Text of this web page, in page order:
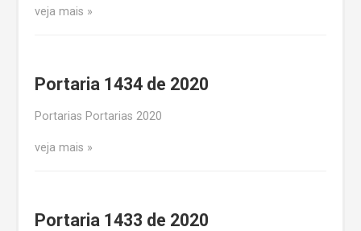
veja mais
Portaria 1434 de 2020
Portarias Portarias 2020
veja mais
Portaria 1433 de 2020